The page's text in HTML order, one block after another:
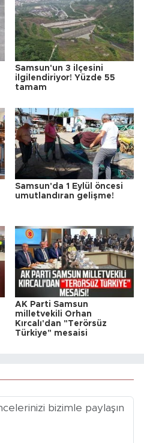
Samsun'un 3 ilçesini
ilgilendiriyor! Yüzde 55
tamam
Samsun'da 1 Eylül öncesi
umutlandıran gelişme!
AK Parti Samsun
milletvekili Orhan
Kırcalı'dan "Terörsüz
Türkiye" mesaisi